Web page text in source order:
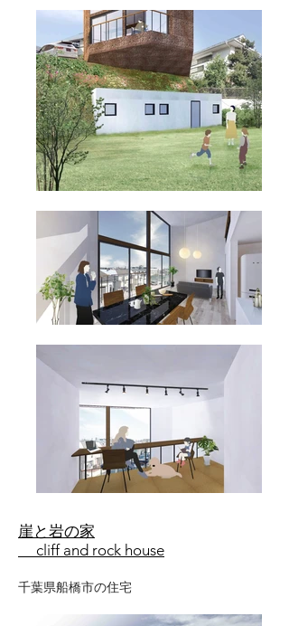
崖と岩の家
cliff and rock house
千葉県船橋市の住宅